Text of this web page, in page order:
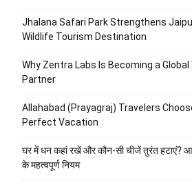
Jhalana Safari Park Strengthens
Wildlife Tourism Destination
Why Zentra Labs Is Becoming a
Partner
Allahabad (Prayagraj) Travelers
Perfect Vacation
घर में धन कहां रखें और कौन-सी चीजें तुरंत हटाएं?
के महत्वपूर्ण नियम